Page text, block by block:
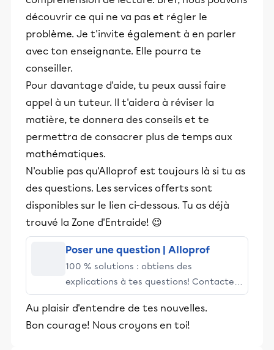
découvrir ce qui ne va pas et régler le
problème. Je t'invite également à en parler
avec ton enseignante. Elle pourra te
conseiller.
Pour davantage d'aide, tu peux aussi faire
appel à un tuteur. Il t'aidera à réviser la
matière, te donnera des conseils et te
permettra de consacrer plus de temps aux
mathématiques.
N'oublie pas qu'Alloprof est toujours là si tu as
des questions. Les services offerts sont
disponibles sur le lien ci-dessous. Tu as déjà
trouvé la Zone d'Entraide! 😉
Poser une question | Alloprof
100 % solutions : obtiens des
explications à tes questions! Contacte
un prof par texto ou clavardage ou
utilise la Zone d'entraide pour te
débloquer
Au plaisir d'entendre de tes nouvelles.
Bon courage! Nous croyons en toi!